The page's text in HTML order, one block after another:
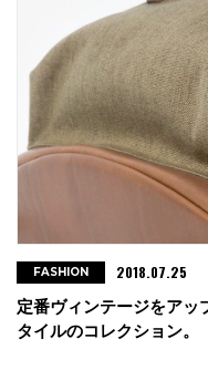
定番ヴィンテージをアッ
タイルのコレクション。
FASHION 2018.07.25